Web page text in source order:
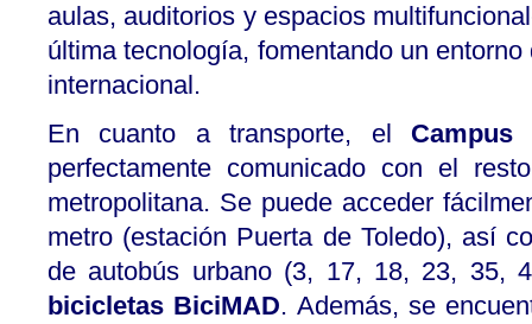
aulas, auditorios y espacios
última tecnología, fomentando un
internacional.
En cuanto a transporte, el Campus
perfectamente comunicado con el
metropolitana. Se puede acceder
metro (estación Puerta de Toledo), así
de autobús urbano (3, 17, 18, 23, 35,
bicicletas BiciMAD. Además, se